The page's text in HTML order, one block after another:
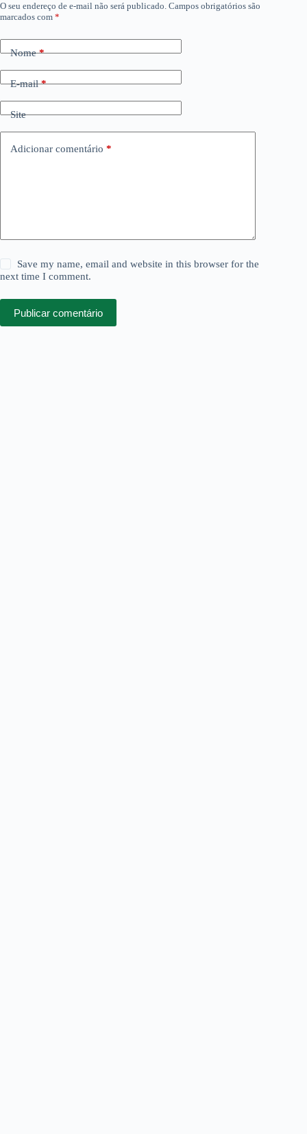
O seu endereço de e-mail não será publicado. Campos obrigatórios são
marcados com *
Nome*
E-mail*
Site
Adicionar comentário *
Save my name, email and website in this browser for the
next time I comment.
Publicar comentário